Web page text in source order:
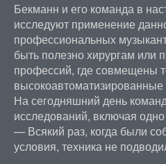
Бекманн и его команда в
исследуют применение
профессиональных
быть полезно хирургам или
профессий, где совмещены
высокоавтоматизированные
На сегодняшний день
исследований, включая
— Всякий раз, когда были
условия, техника не